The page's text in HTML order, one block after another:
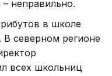
неправильно.
в школе
В северном регионе
всех школьниц